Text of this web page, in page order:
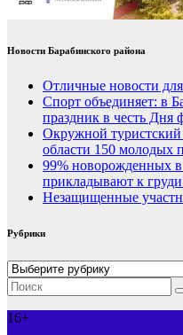
Новости Барабинского района
Отличные новости
Спорт объединяет: в
праздник в честь Дня
Окружной туристский
области 150 молодых
99% новорожденных
прикладывают к
Незащищенные
Рубрики
Рубрики
16+